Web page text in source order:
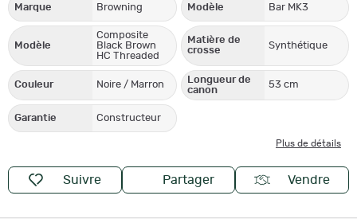
Marque Browning Modèle Bar MK3
Modèle
Composite
Black Brown
HC Threaded
Matière de
crosse
Synthétique
Couleur Noire / Marron
Longueur de
canon
53 cm
Garantie Constructeur
Plus de détails
Suivre Partager Vendre